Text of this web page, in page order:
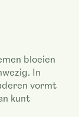
bloeien
In
vormt
kunt